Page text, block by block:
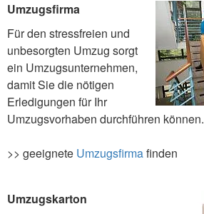
Umzugsfirma
Für den stressfreien und
unbesorgten Umzug sorgt
ein Umzugsunternehmen,
damit Sie die nötigen
Erledigungen für Ihr
Umzugsvorhaben durchführen können.
>> geeignete Umzugsfirmafinden
Umzugskarton